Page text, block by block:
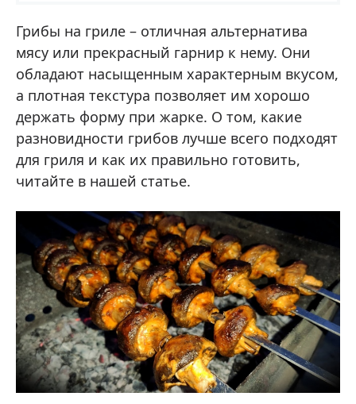
Грибы на гриле – отличная альтернатива
мясу или прекрасный гарнир к нему. Они
обладают насыщенным характерным вкусом,
а плотная текстура позволяет им хорошо
держать форму при жарке. О том, какие
разновидности грибов лучше всего подходят
для гриля и как их правильно готовить,
читайте в нашей статье.